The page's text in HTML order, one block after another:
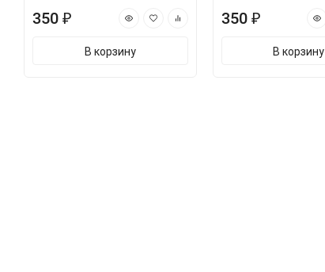
350 ₽
В корзину
350 ₽
В корзину